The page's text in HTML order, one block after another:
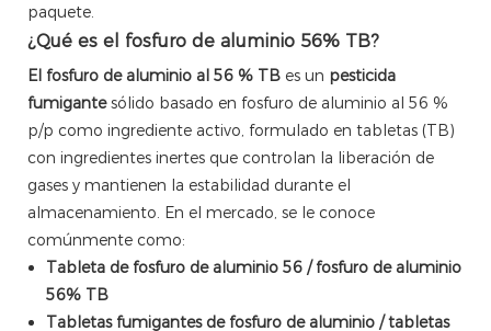
paquete.
¿Qué es el fosfuro de aluminio 56% TB?
El fosfuro de aluminio al 56 % TB es un pesticida
fumigantesólido basado en fosfuro de aluminio al 56 %
p/p como ingrediente activo, formulado en tabletas (TB)
con ingredientes inertes que controlan la liberación de
gases y mantienen la estabilidad durante el
almacenamiento. En el mercado, se le conoce
comúnmente como:
Tableta de fosfuro de aluminio 56 / fosfuro de aluminio
56% TB
Tabletas fumigantes de fosfuro de aluminio / tabletas